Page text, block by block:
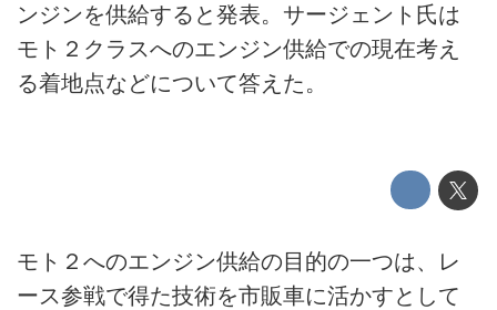
ンジンを供給すると発表。サージェント氏は
モト２クラスへのエンジン供給での現在考え
る着地点などについて答えた。
モト２へのエンジン供給の目的の一つは、レ
ース参戦で得た技術を市販車に活かすとして